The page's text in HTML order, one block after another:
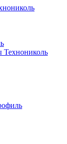
Технониколь